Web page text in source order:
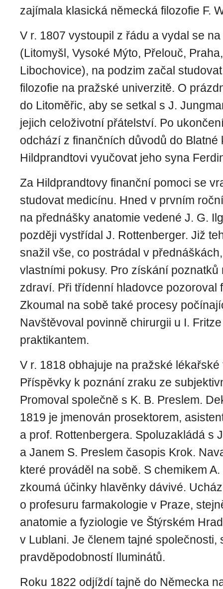
zajímala klasická německá filozofie F.
V r. 1807 vystoupil z řádu a vydal se
(Litomyšl, Vysoké Mýto, Přelouč,
Libochovice), na podzim začal
filozofie na pražské univerzitě. O
do Litoměřic, aby se setkal s J.
jejich celoživotní přátelství. Po
odchází z finančních důvodů do Blatné
Hildprandtovi vyučovat jeho syna
Za Hildprandtovy finanční pomoci se
studovat medicínu. Hned v prvním
na přednášky anatomie vedené J. G.
později vystřídal J. Rottenberger. Již
snažil vše, co postrádal v
vlastními pokusy. Pro získání
zdraví. Při třídenní hladovce pozoroval
Zkoumal na sobě také procesy
Navštěvoval povinně chirurgii u I.
praktikantem.
V r. 1818 obhajuje na pražské
Příspěvky k poznání zraku ze
Promoval společně s K. B. Preslem.
1819 je jmenován prosektorem,
a prof. Rottenbergera. Spoluzakládá s
a Janem S. Preslem časopis Krok.
které prováděl na sobě. S chemikem
zkoumá účinky hlavěnky dávivé.
o profesuru farmakologie v Praze,
anatomie a fyziologie ve Štýrském
v Lublani. Je členem tajné společnosti,
pravděpodobností Iluminátů.
Roku 1822 odjíždí tajně do Německa